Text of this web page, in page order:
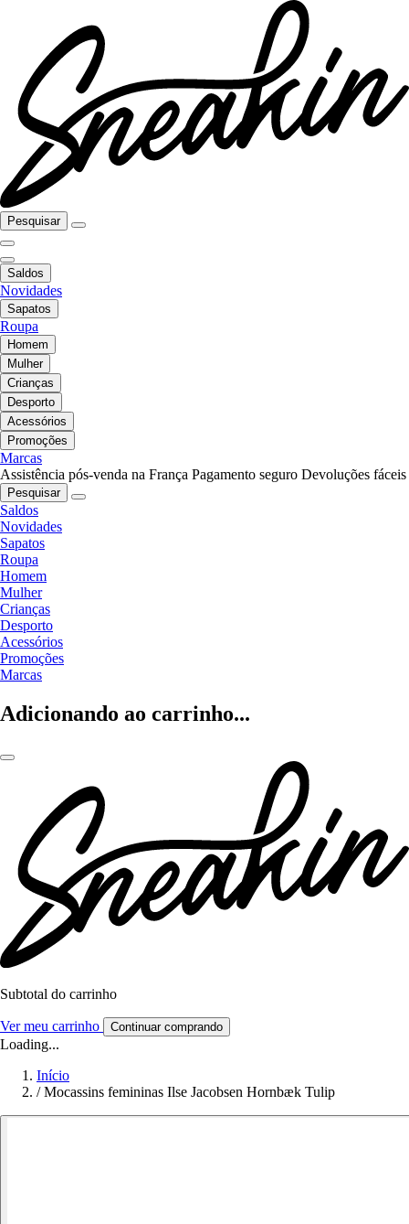
Pesquisar
Saldos
Novidades
Sapatos
Roupa
Homem
Mulher
Crianças
Desporto
Acessórios
Promoções
Marcas
Assistência pós-venda na França Pagamento seguro Devoluções fáceis
Pesquisar
Saldos
Novidades
Sapatos
Roupa
Homem
Mulher
Crianças
Desporto
Acessórios
Promoções
Marcas
Adicionando ao carrinho...
Subtotal do carrinho
Ver meu carrinho Continuar comprando
Loading...
Início
/ Mocassins femininas Ilse Jacobsen Hornbæk Tulip